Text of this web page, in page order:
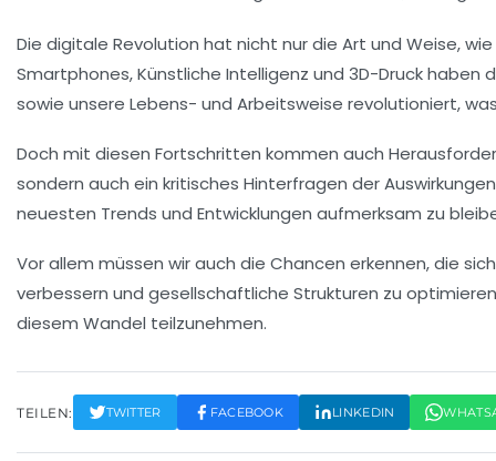
Die digitale Revolution hat nicht nur die Art und Weise,
Smartphones,Künstliche Intelligenz und 3D-Druckhaben
sowie unsere Lebens- und Arbeitsweise revolutioniert,
Doch mit diesen Fortschritten kommen auch
sondern auch ein kritisches Hinterfragen derAuswirkungen
neuesten Trends und Entwicklungen aufmerksam zu
Vor allem müssen wir auch die Chancen erkennen, die
verbessern und gesellschaftliche Strukturen zu
diesem Wandel teilzunehmen.
TEILEN: TWITTER FACEBOOK LINKEDIN